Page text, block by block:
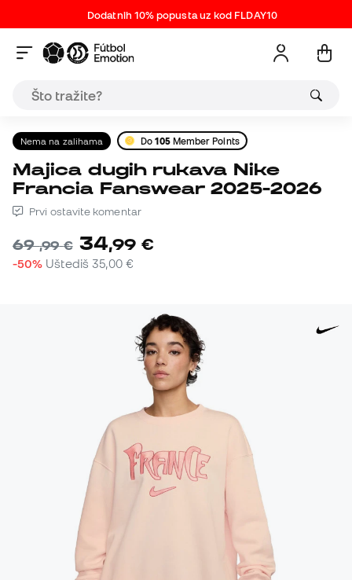
Dodatnih 10% popusta uz kod FLDAY10
Nema na zalihama Do105Member Points
Majica dugih rukava Nike
Francia Fanswear 2025-2026
Prvi ostavite komentar
69,99 € 34,99 €
-50% Uštediš 35,00 €